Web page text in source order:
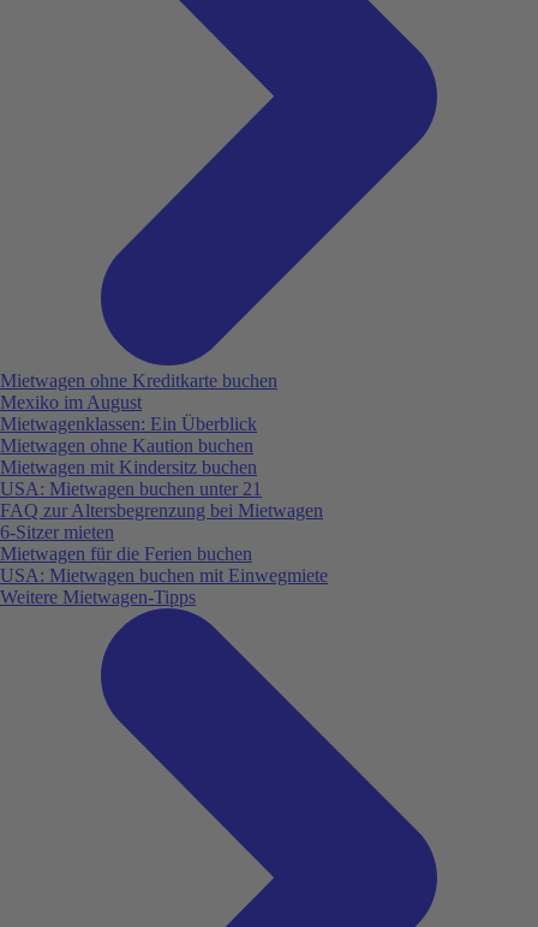
Mietwagen ohne Kreditkarte buchen
Mexiko im August
Mietwagenklassen: Ein Überblick
Mietwagen ohne Kaution buchen
Mietwagen mit Kindersitz buchen
USA: Mietwagen buchen unter 21
FAQ zur Altersbegrenzung bei Mietwagen
6-Sitzer mieten
Mietwagen für die Ferien buchen
USA: Mietwagen buchen mit Einwegmiete
Weitere Mietwagen-Tipps